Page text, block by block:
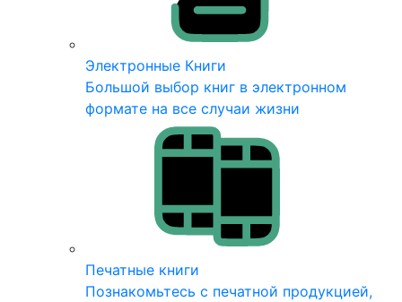
Электронные Книги
Большой выбор книг в электронном
формате на все случаи жизни
Печатные книги
Познакомьтесь с печатной продукцией,